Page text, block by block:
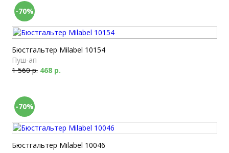
-70%
Бюстгальтер Milabel 10154
Пуш-ап
1 560 р. 468 р.
-70%
Бюстгальтер Milabel 10046